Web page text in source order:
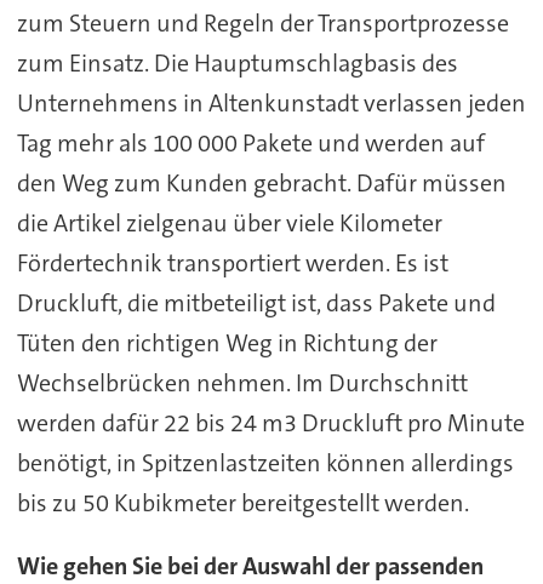
zum Steuern und Regeln der Transportprozesse
zum Einsatz. Die Hauptumschlagbasis des
Unternehmens in Altenkunstadt verlassen jeden
Tag mehr als 100 000 Pakete und werden auf
den Weg zum Kunden gebracht. Dafür müssen
die Artikel zielgenau über viele Kilometer
Fördertechnik transportiert werden. Es ist
Druckluft, die mitbeteiligt ist, dass Pakete und
Tüten den richtigen Weg in Richtung der
Wechselbrücken nehmen. Im Durchschnitt
werden dafür 22 bis 24 m3 Druckluft pro Minute
benötigt, in Spitzenlastzeiten können allerdings
bis zu 50 Kubikmeter bereitgestellt werden.
Wie gehen Sie bei der Auswahl der passenden